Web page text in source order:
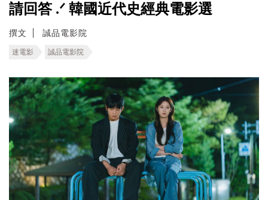
請回答 .ᐟ 韓國近代史經典電影選
撰文 誠品電影院
迷電影 誠品電影院